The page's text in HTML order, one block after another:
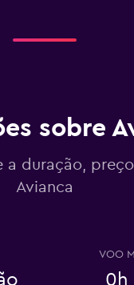
sobre
a duração,
Avianca
VOO
0h